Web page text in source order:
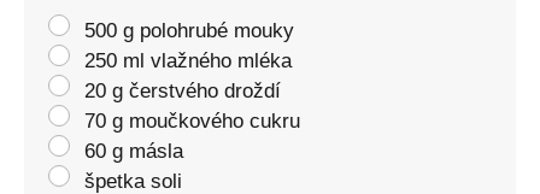
500 g polohrubé mouky
250 ml vlažného mléka
20 g čerstvého droždí
70 g moučkového cukru
60 g másla
špetka soli